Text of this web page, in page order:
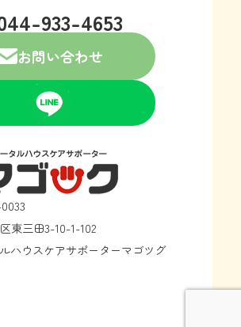
933-4653
お問い合わせ
東三田3-10-1-102
ハウスケアサポーターマゴツグ